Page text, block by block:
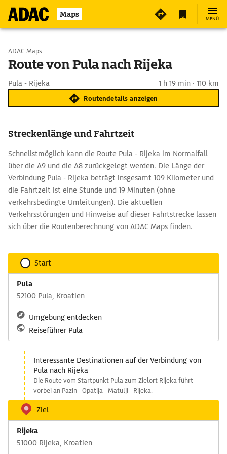
Maps MENÜ
Start wählen
ADAC Maps
Route von Pula nach Rijeka
Pula - Rijeka 1 h 19 min · 110 km
Routendetails anzeigen
Streckenlänge und Fahrtzeit
Schnellstmöglich kann die Route Pula - Rijeka im Normalfall
über die A9 und die A8 zurückgelegt werden. Die Länge der
Verbindung Pula - Rijeka beträgt insgesamt 109 Kilometer und
die Fahrtzeit ist eine Stunde und 19 Minuten (ohne
verkehrsbedingte Umleitungen). Die aktuellen
Verkehrsstörungen und Hinweise auf dieser Fahrtstrecke lassen
sich über die Routenberechnung von ADAC Maps finden.
Start
Pula
52100 Pula, Kroatien
Umgebung entdecken
Reiseführer Pula
Interessante Destinationen auf der Verbindung von
Pula nach Rijeka
Die Route vom Startpunkt Pula zum Zielort Rijeka führt
vorbei an Pazin - Opatija - Matulji - Rijeka.
Ziel
Rijeka
51000 Rijeka, Kroatien